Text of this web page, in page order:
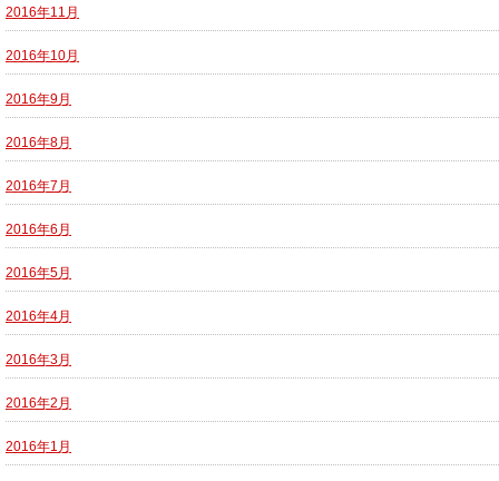
2016年11月
2016年10月
2016年9月
2016年8月
2016年7月
2016年6月
2016年5月
2016年4月
2016年3月
2016年2月
2016年1月